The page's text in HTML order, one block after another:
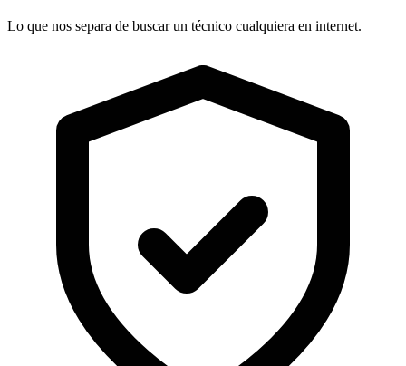
Lo que nos separa de buscar un técnico cualquiera en internet.